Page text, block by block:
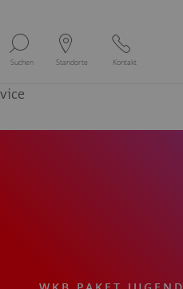
Suchen Standorte Kontakt